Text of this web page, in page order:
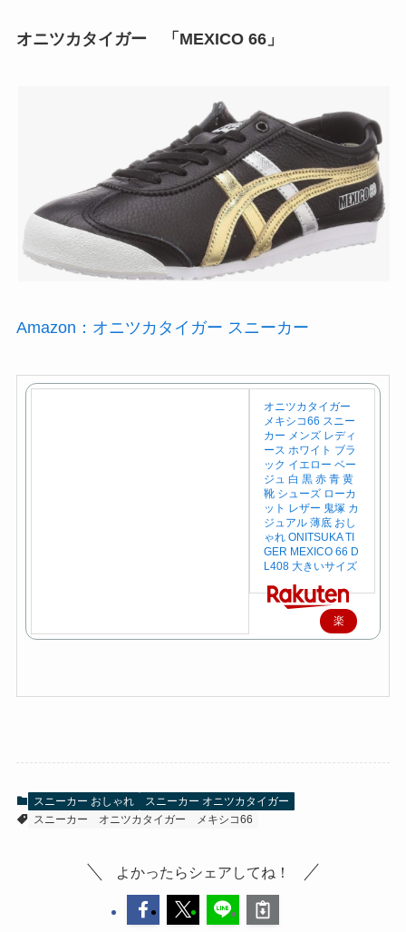
オニツカタイガー 「MEXICO 66」
Amazon：オニツカタイガー スニーカー
オニツカタイガー
メキシコ66 スニー
カー メンズ レディ
ース ホワイト ブラ
ック イエロー ベー
ジュ 白 黒 赤 青 黄
靴 シューズ ローカ
ット レザー 鬼塚 カ
ジュアル 薄底 おし
ゃれ ONITSUKA TI
GER MEXICO 66 D
L408 大きいサイズ
楽
購
スニーカー おしゃれ
スニーカー オニツカタイガー
スニーカー
オニツカタイガー メキシコ66
よかったらシェアしてね！